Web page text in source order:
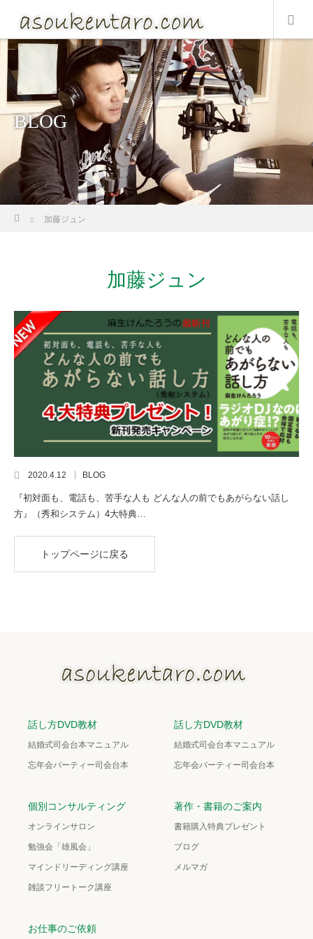
BLOG
ホーム
加藤ジュン
加藤ジュン
2020.4.12 BLOG
『初対面も、電話も、苦手な人も どんな人の前でもあがらない話し
方』（秀和システム）4大特典…
トップページに戻る
話し方DVD教材
結婚式司会台本マニュアル
忘年会パーティー司会台本
話し方DVD教材
結婚式司会台本マニュアル
忘年会パーティー司会台本
個別コンサルティング
オンラインサロン
勉強会「雄風会」
マインドリーディング講座
雑談フリートーク講座
著作・書籍のご案内
書籍購入特典プレゼント
ブログ
メルマガ
お仕事のご依頼